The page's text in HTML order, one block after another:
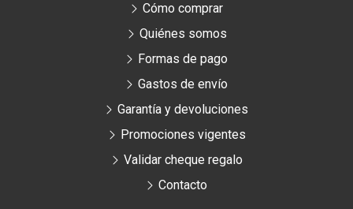
Cómo comprar
Quiénes somos
Formas de pago
Gastos de envío
Garantía y devoluciones
Promociones vigentes
Validar cheque regalo
Contacto